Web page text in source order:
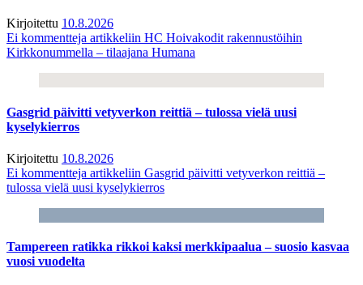
Kirjoitettu 10.8.2026
Ei kommentteja artikkeliin HC Hoivakodit rakennustöihin
Kirkkonummella – tilaajana Humana
Gasgrid päivitti vetyverkon reittiä – tulossa vielä uusi
kyselykierros
Kirjoitettu 10.8.2026
Ei kommentteja artikkeliin Gasgrid päivitti vetyverkon reittiä –
tulossa vielä uusi kyselykierros
Tampereen ratikka rikkoi kaksi merkkipaalua – suosio kasvaa
vuosi vuodelta